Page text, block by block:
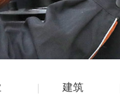
建筑